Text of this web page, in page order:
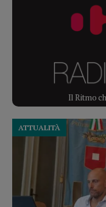
Il Ritmo
ATTUALITÀ